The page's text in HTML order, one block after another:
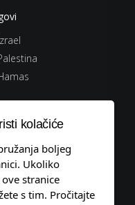
kolačiće
boljeg
Ukoliko
stranice
s tim. Pročitajte